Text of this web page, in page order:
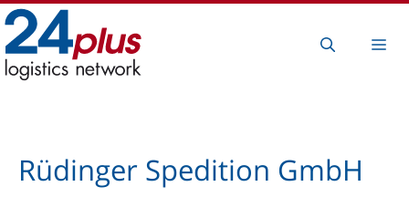
Zum
Inhalt
springen
Rüdinger Spedition GmbH